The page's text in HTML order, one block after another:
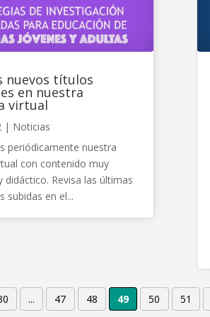
nuevos títulos
en nuestra
virtual
| Noticias
periódicamente nuestra
con contenido muy
didáctico. Revisa las últimas
subidas en el...
... 47 48 49 50 51